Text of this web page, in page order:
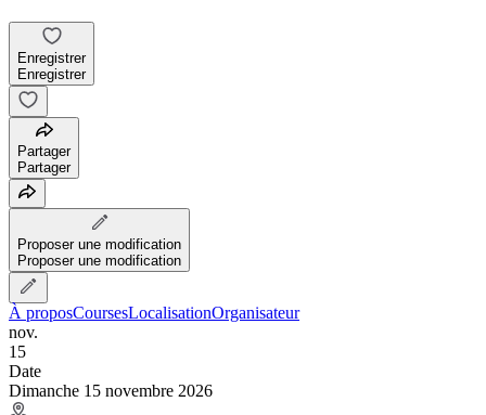
Enregistrer
Enregistrer
Partager
Partager
Proposer une modification
Proposer une modification
À proposCoursesLocalisationOrganisateur
nov.
15
Date
Dimanche 15 novembre 2026